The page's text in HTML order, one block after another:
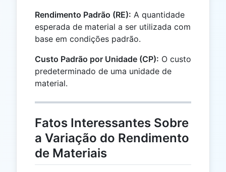
Rendimento Padrão (RE): A quantidade
esperada de material a ser utilizada com
base em condições padrão.
Custo Padrão por Unidade (CP): O custo
predeterminado de uma unidade de
material.
Fatos Interessantes Sobre
a Variação do Rendimento
de Materiais